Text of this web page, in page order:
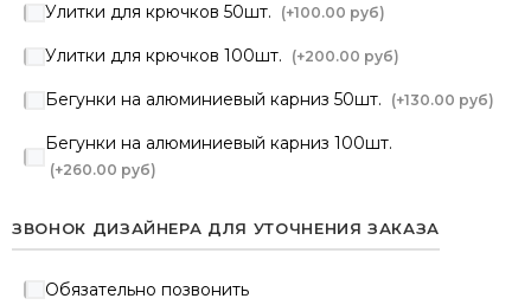
Улитки для крючков 50шт. (+100.00 руб)
Улитки для крючков 100шт. (+200.00 руб)
Бегунки на алюминиевый карниз 50шт. (+130.00 руб)
Бегунки на алюминиевый карниз 100шт.
(+260.00 руб)
ЗВОНОК ДИЗАЙНЕРА ДЛЯ УТОЧНЕНИЯ ЗАКАЗА
Обязательно позвонить